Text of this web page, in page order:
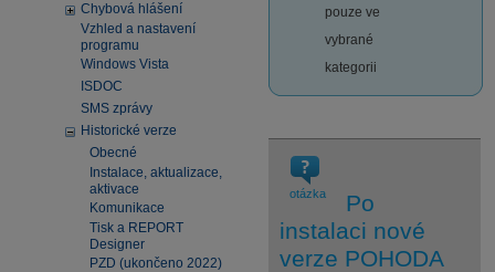
Chybová hlášení
Vzhled a nastavení
programu
Windows Vista
ISDOC
SMS zprávy
Historické verze
Obecné
Instalace, aktualizace,
aktivace
Komunikace
Tisk a REPORT
Designer
PZD (ukončeno 2022)
pouze ve
vybrané
kategorii
otázka
Po
instalaci nové
verze POHODA